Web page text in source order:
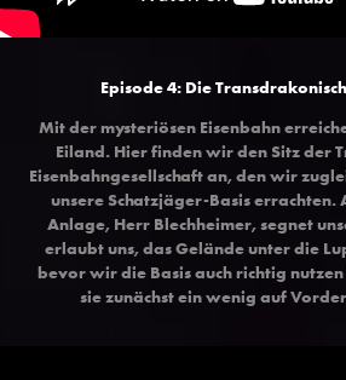
Episode 4: Die
Mit der mysteriösen Eisenbahn
Eiland. Hier finden wir den Sitz der
Eisenbahngesellschaft an, den wir
unsere Schatzjäger-Basis errachten.
Anlage, Herr Blechheimer, segnet
erlaubt uns, das Gelände unter die
bevor wir die Basis auch richtig
sie zunächst ein wenig auf